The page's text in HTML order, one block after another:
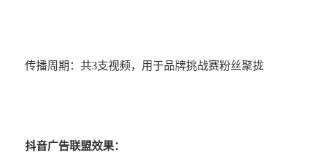
传播周期：共3支视频，用于品牌挑战赛粉丝聚拢
抖音广告联盟效果：